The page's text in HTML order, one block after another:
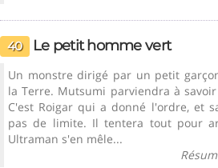
40 Le petit homme vert
Un monstre dirigé par un petit
la Terre. Mutsumi parviendra à
C'est Roigar qui a donné l'ordre, et
pas de limite. Il tentera tout pour
Ultraman s'en mêle...